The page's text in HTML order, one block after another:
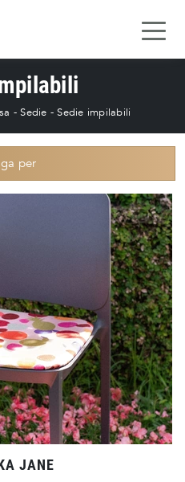
- Sedie - Sedie impilabili
per
JANE